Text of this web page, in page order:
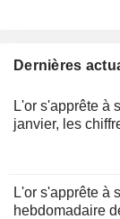
Dernières
L'or s'apprête à
janvier, les
L'or s'apprête à
hebdomadaire